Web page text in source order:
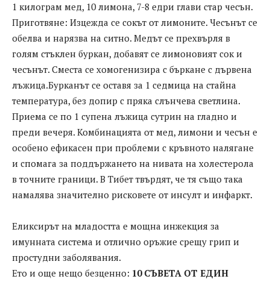
1 килограм мед, 10 лимона, 7-8 едри глави стар чесън.
Приготвяне: Изцежда се сокът от лимоните. Чесънът се
обелва и нарязва на ситно. Медът се прехвърля в
голям стъклен буркан, добавят се лимоновият сок и
чесънът. Сместа се хомогенизира с бъркане с дървена
лъжица.Бурканът се оставя за 1 седмица на стайна
температура, без допир с пряка слънчева светлина.
Приема се по 1 супена лъжица сутрин на гладно и
преди вечеря. Комбинацията от мед, лимони и чесън е
особено ефикасен при проблеми с кръвното налягане
и спомага за поддържането на нивата на холестерола
в точните граници. В Тибет твърдят, че тя също така
намалява значително рисковете от инсулт и инфаркт.
Еликсирът на младостта е мощна инжекция за
имунната система и отлично оръжие срещу грип и
простудни заболявания.
Ето и още нещо безценно: 10 СЪВЕТА ОТ ЕДИН